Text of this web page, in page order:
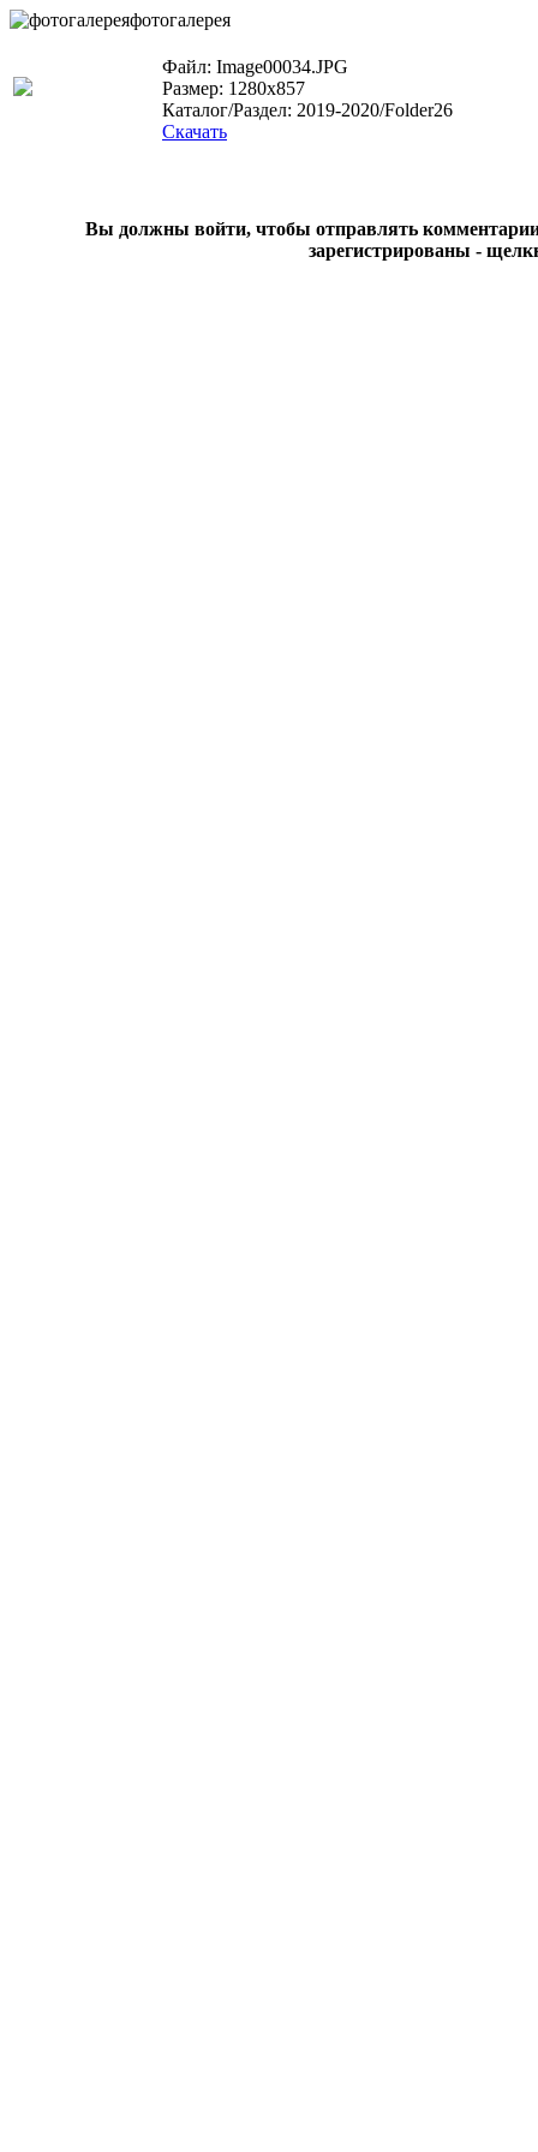
фотогалерея
Файл: Image00034.JPG
Размер: 1280x857
Каталог/Раздел: 2019-2020/Folder26
Скачать
Вы должны войти, чтобы отправлять комментарии
зарегистрированы -